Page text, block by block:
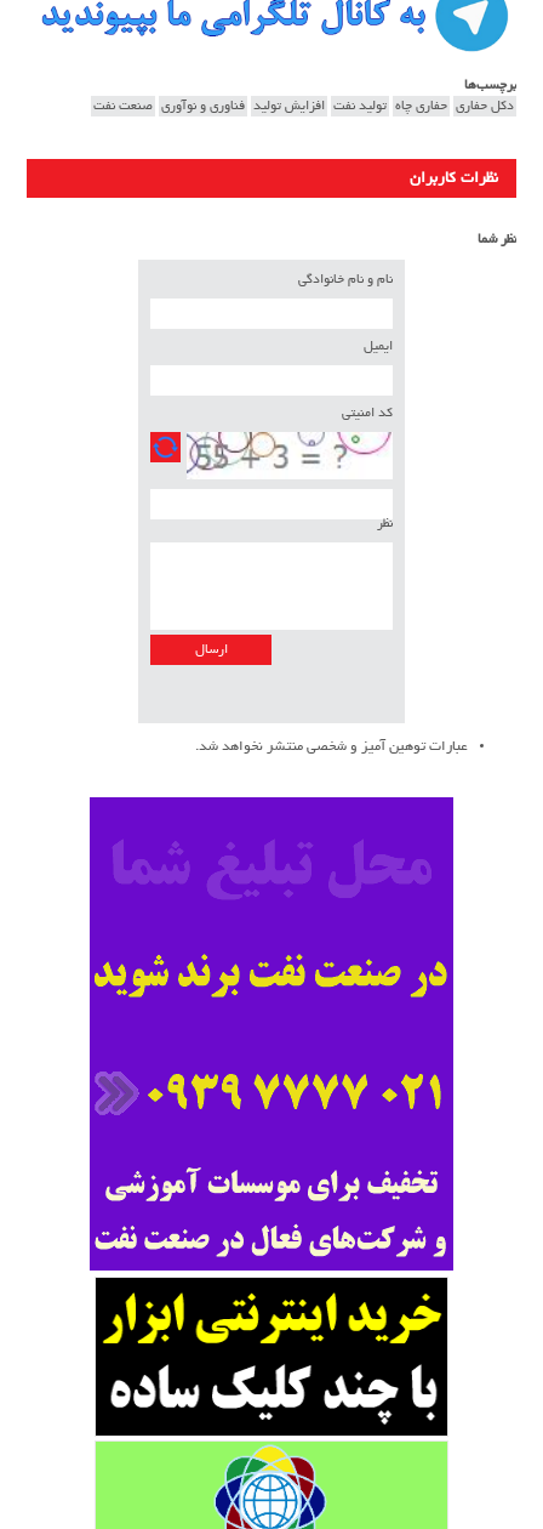
برچسب‌ها
دکل حفاری حفاری چاه تولید نفت افزایش تولید فناوری و نوآوری صنعت نفت
نظرات کاربران
نظر شما
نام و نام خانوادگی
ایمیل
کد امنیتی
نظر
عبارات توهین آمیز و شخصی منتشر نخواهد شد.